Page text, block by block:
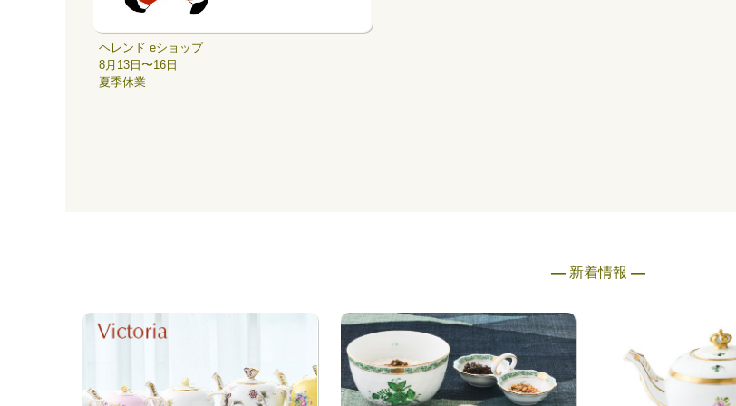
ヘレンド eショップ
8月13日〜16日
夏季休業
― 新着情報 ―